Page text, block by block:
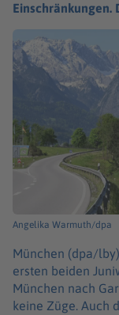
Einschränkungen.
Angelika Warmuth/dpa
München (dpa/
ersten beiden
München nach
keine Züge. Auch